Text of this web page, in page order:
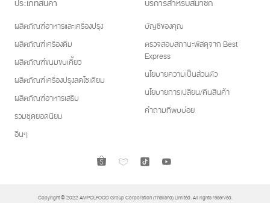
ประเภทสินค้า
ผลิตภัณฑ์อาหารและเครื่องปรุง
ผลิตภัณฑ์เครื่องดื่ม
ผลิตภัณฑ์ขนมขบเคี้ยว
ผลิตภัณฑ์เครื่องปรุงลดโซเดียม
ผลิตภัณฑ์อาหารเสริม
รวมชุดยอดนิยม
อื่นๆ
บริการสำหรับสมาชิก
บัญชีของคุณ
ตรวจสอบสถานะพัสดุจาก Best
Express
นโยบายความเป็นส่วนตัว
นโยบายการเปลี่ยน/คืนสินค้า
คำถามที่พบบ่อย
Copyright © 2022 AMPOLFOOD Group Corporation (Thailand) Limited. All rights reserved.